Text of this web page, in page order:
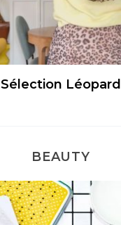
Sélection Léopard
BEAUTY